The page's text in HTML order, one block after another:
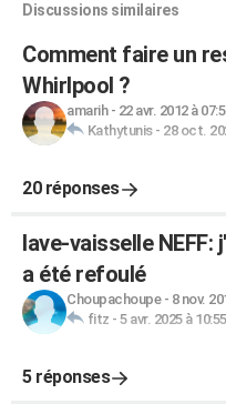
Discussions similaires
Comment faire un
Whirlpool ?
amarih- 22 avr. 2012 à
Kathytunis- 28 oct.
20 réponses
lave-vaisselle NEFF:
a été refoulé
Choupachoupe- 8 nov.
fitz - 5 avr. 2025 à 10:55
5 réponses